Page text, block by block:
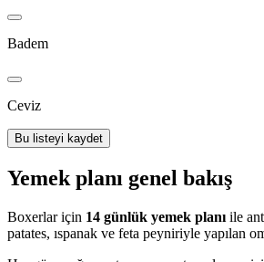
Badem
Ceviz
Bu listeyi kaydet
Yemek planı genel bakış
Boxerlar için 14 günlük yemek planı ile
patates, ıspanak ve feta peyniriyle yapılan